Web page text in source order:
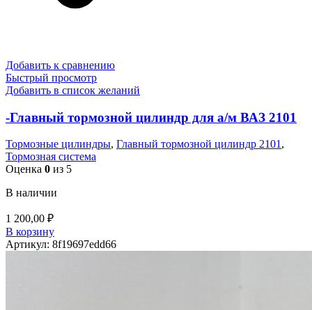
Добавить к сравнению
Быстрый просмотр
Добавить в список желаний
-Главный тормозной цилиндр для а/м ВАЗ 2101
Тормозные цилиндры, Главный тормозной цилиндр 2101 ,
Тормозная система
Оценка 0 из 5
В наличии
1 200,00 ₽
В корзину
Артикул: 8f19697edd66